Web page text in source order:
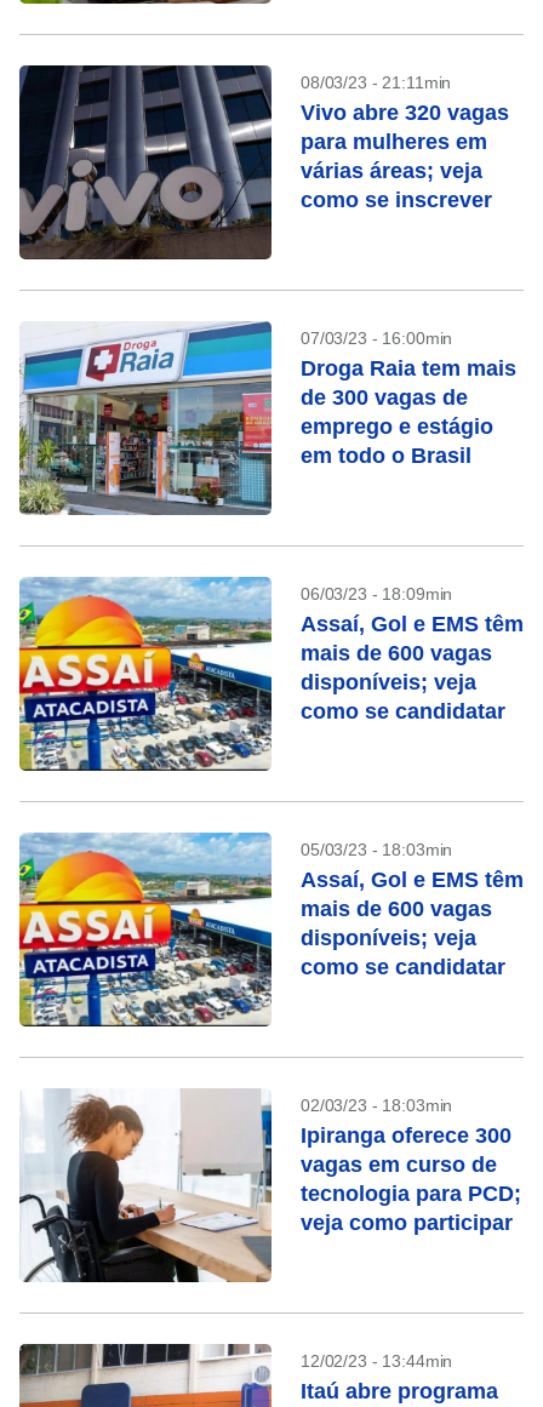
08/03/23 - 21:11min
Vivo abre 320 vagas
para mulheres em
várias áreas; veja
como se inscrever
07/03/23 - 16:00min
Droga Raia tem mais
de 300 vagas de
emprego e estágio
em todo o Brasil
06/03/23 - 18:09min
Assaí, Gol e EMS têm
mais de 600 vagas
disponíveis; veja
como se candidatar
05/03/23 - 18:03min
Assaí, Gol e EMS têm
mais de 600 vagas
disponíveis; veja
como se candidatar
02/03/23 - 18:03min
Ipiranga oferece 300
vagas em curso de
tecnologia para PCD;
veja como participar
12/02/23 - 13:44min
Itaú abre programa